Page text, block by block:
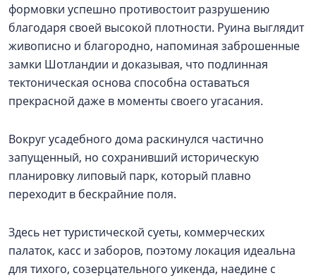
формовки успешно противостоит разрушению
благодаря своей высокой плотности. Руина выглядит
живописно и благородно, напоминая заброшенные
замки Шотландии и доказывая, что подлинная
тектоническая основа способна оставаться
прекрасной даже в моменты своего угасания.
Вокруг усадебного дома раскинулся частично
запущенный, но сохранивший историческую
планировку липовый парк, который плавно
переходит в бескрайние поля.
Здесь нет туристической суеты, коммерческих
палаток, касс и заборов, поэтому локация идеальна
для тихого, созерцательного уикенда, наедине с